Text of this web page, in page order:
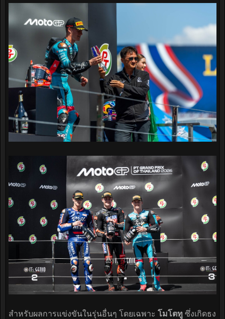
สำหรับผลการแข่งขันในรุ่นอื่นๆ โดยเฉพาะ โมโตทู ซึ่งเกิดธง